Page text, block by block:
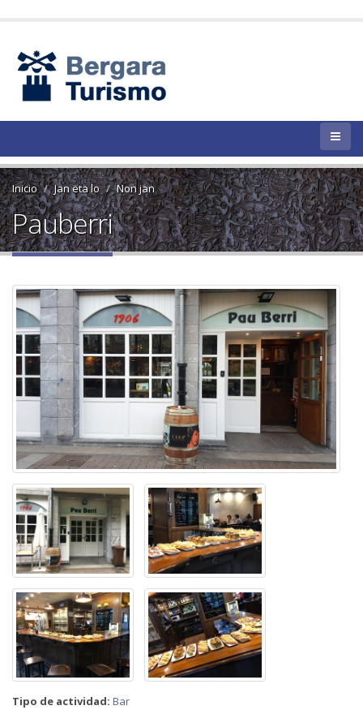
Inicio Jan eta lo Non jan
Pauberri
Tipo de actividad: Bar